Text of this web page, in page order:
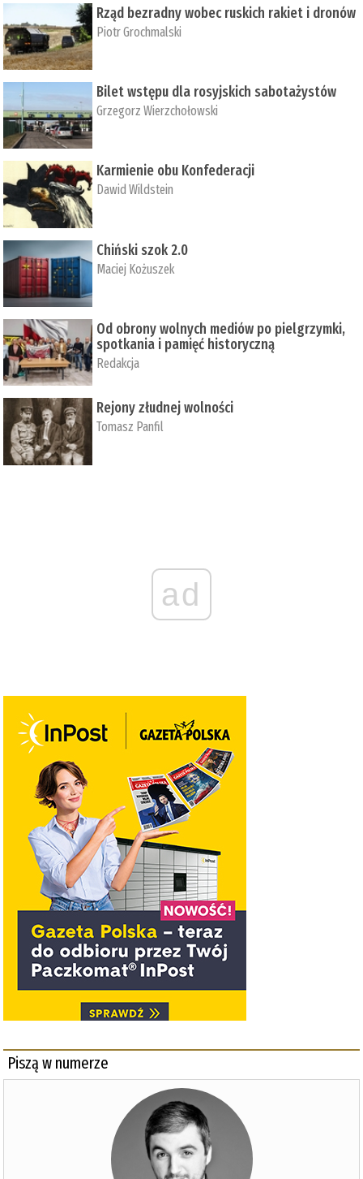
Rząd bezradny wobec ruskich rakiet i dronów
Piotr Grochmalski
Bilet wstępu dla rosyjskich sabotażystów
Grzegorz Wierzchołowski
Karmienie obu Konfederacji
Dawid Wildstein
Chiński szok 2.0
Maciej Kożuszek
Od obrony wolnych mediów po pielgrzymki,
spotkania i pamięć historyczną
Redakcja
Rejony złudnej wolności
Tomasz Panfil
ad
Piszą w numerze